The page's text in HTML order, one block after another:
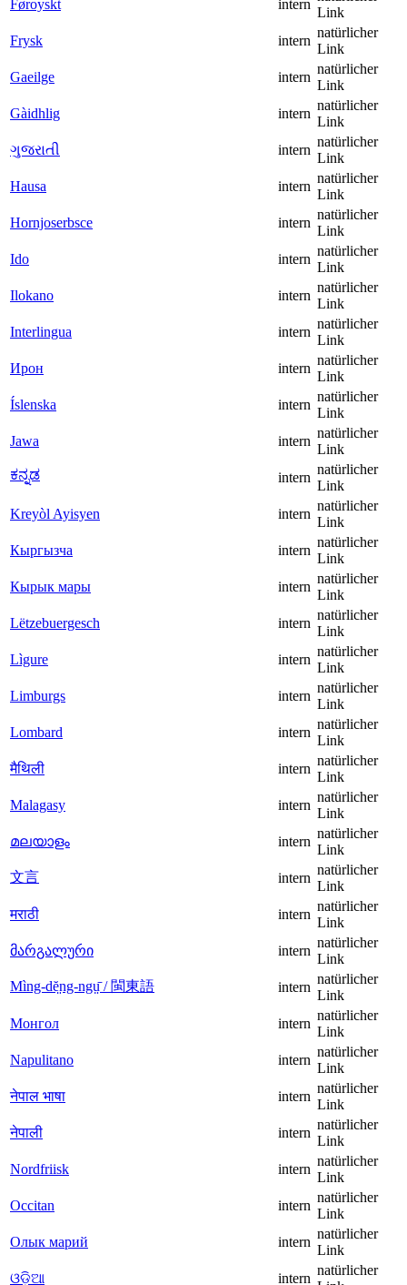
Føroyskt
intern
Link
Frysk
intern
natürlicher
Link
Gaeilge
intern
natürlicher
Link
Gàidhlig
intern
natürlicher
Link
ગુજરાતી
intern
natürlicher
Link
Hausa
intern
natürlicher
Link
Hornjoserbsce
intern
natürlicher
Link
Ido
intern
natürlicher
Link
Ilokano
intern
natürlicher
Link
Interlingua
intern
natürlicher
Link
Ирон
intern
natürlicher
Link
Íslenska
intern
natürlicher
Link
Jawa
intern
natürlicher
Link
ಕನ್ನಡ
intern
natürlicher
Link
Kreyòl Ayisyen
intern
natürlicher
Link
Кыргызча
intern
natürlicher
Link
Кырык мары
intern
natürlicher
Link
Lëtzebuergesch
intern
natürlicher
Link
Lìgure
intern
natürlicher
Link
Limburgs
intern
natürlicher
Link
Lombard
intern
natürlicher
Link
मैथिली
intern
natürlicher
Link
Malagasy
intern
natürlicher
Link
മലയാളം
intern
natürlicher
Link
文言
intern
natürlicher
Link
मराठी
intern
natürlicher
Link
მარგალური
intern
natürlicher
Link
Mìng-dĕ̤ng-ngṳ̄ / 閩東語
intern
natürlicher
Link
Монгол
intern
natürlicher
Link
Napulitano
intern
natürlicher
Link
नेपाल भाषा
intern
natürlicher
Link
नेपाली
intern
natürlicher
Link
Nordfriisk
intern
natürlicher
Link
Occitan
intern
natürlicher
Link
Олык марий
intern
natürlicher
Link
ଓଡି଼ଆ
intern
natürlicher